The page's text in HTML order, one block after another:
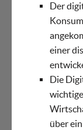
Der
einer
Die
über